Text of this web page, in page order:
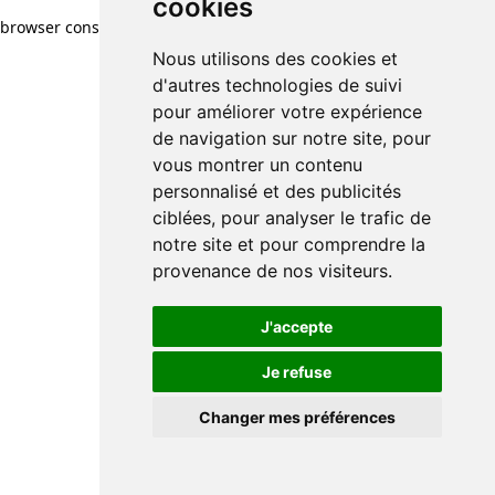
cookies
Nous utilisons des cookies et
d'autres technologies de suivi
pour améliorer votre expérience
de navigation sur notre site, pour
vous montrer un contenu
personnalisé et des publicités
ciblées, pour analyser le trafic de
notre site et pour comprendre la
provenance de nos visiteurs.
J'accepte
Je refuse
Changer mes préférences
browser console for more information)